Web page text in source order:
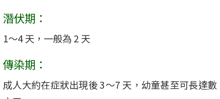
潛伏期：
1～4 天，一般為 2 天
傳染期：
成人大約在症狀出現後 3～7 天，幼童甚至可長達數